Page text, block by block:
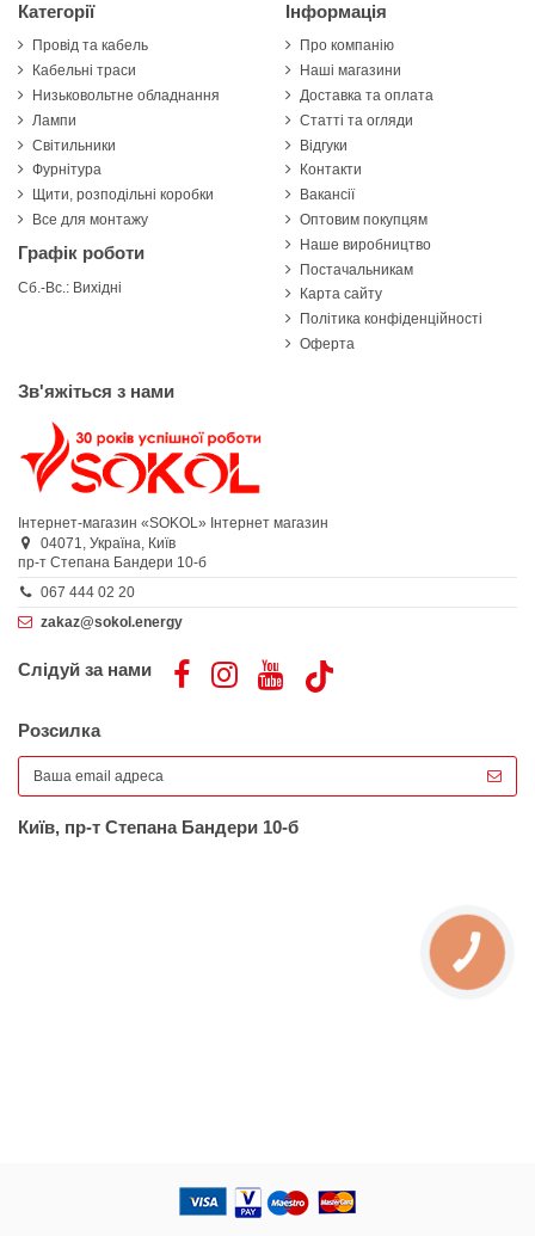
Категорії
Провід та кабель
Кабельні траси
Низьковольтне обладнання
Лампи
Світильники
Фурнітура
Щити, розподільні коробки
Все для монтажу
Графік роботи
Сб.-Вс.: Вихідні
Інформація
Про компанію
Наші магазини
Доставка та оплата
Статті та огляди
Відгуки
Контакти
Вакансії
Оптовим покупцям
Наше виробництво
Постачальникам
Карта сайту
Політика конфіденційності
Оферта
Зв'яжіться з нами
Інтернет-магазин «SOKOL» Інтернет магазин
04071, Україна, Київ
пр-т Степана Бандери 10-б
067 444 02 20
zakaz@sokol.energy
Слідуй за нами
Розсилка
Київ, пр-т Степана Бандери 10-б
КНОПКА
ЗВ'ЯЗКУ